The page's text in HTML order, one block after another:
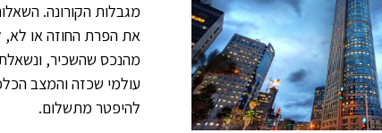
מגבלות הקורונה.
את הפרת החוזה או לא,
מהנכס שהשכיר,
עולמי שכזה והמצב
להיפטר מתשלום.